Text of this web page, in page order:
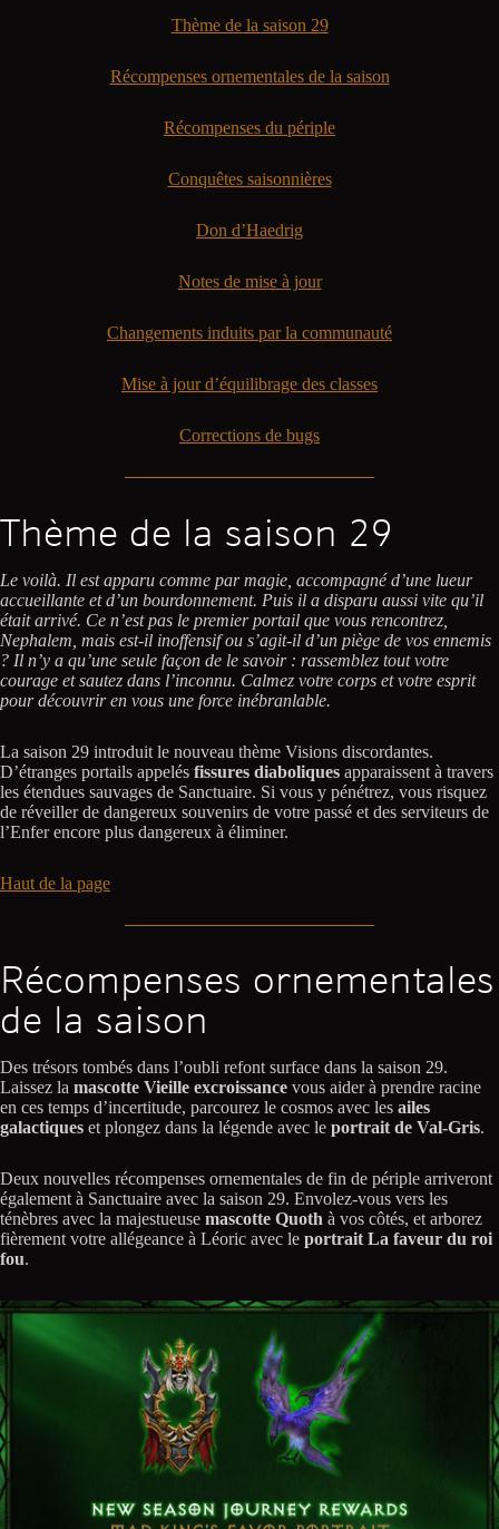
Thème de la saison 29
Récompenses ornementales de la saison
Récompenses du périple
Conquêtes saisonnières
Don d’Haedrig
Notes de mise à jour
Changements induits par la communauté
Mise à jour d’équilibrage des classes
Corrections de bugs
Thème de la saison 29
Le voilà. Il est apparu comme par magie, accompagné d’une lueur
accueillante et d’un bourdonnement. Puis il a disparu aussi vite qu’il
était arrivé. Ce n’est pas le premier portail que vous rencontrez,
Nephalem, mais est-il inoffensif ou s’agit-il d’un piège de vos ennemis
? Il n’y a qu’une seule façon de le savoir : rassemblez tout votre
courage et sautez dans l’inconnu. Calmez votre corps et votre esprit
pour découvrir en vous une force inébranlable.
La saison 29 introduit le nouveau thème Visions discordantes.
D’étranges portails appelés fissures diaboliques apparaissent à travers
les étendues sauvages de Sanctuaire. Si vous y pénétrez, vous risquez
de réveiller de dangereux souvenirs de votre passé et des serviteurs de
l’Enfer encore plus dangereux à éliminer.
Haut de la page
Récompenses ornementales
de la saison
Des trésors tombés dans l’oubli refont surface dans la saison 29.
Laissez la mascotte Vieille excroissance vous aider à prendre racine
en ces temps d’incertitude, parcourez le cosmos avec les ailes
galactiques et plongez dans la légende avec le portrait de Val-Gris.
Deux nouvelles récompenses ornementales de fin de périple arriveront
également à Sanctuaire avec la saison 29. Envolez-vous vers les
ténèbres avec la majestueuse mascotte Quoth à vos côtés, et arborez
fièrement votre allégeance à Léoric avec le portrait La faveur du roi
fou.